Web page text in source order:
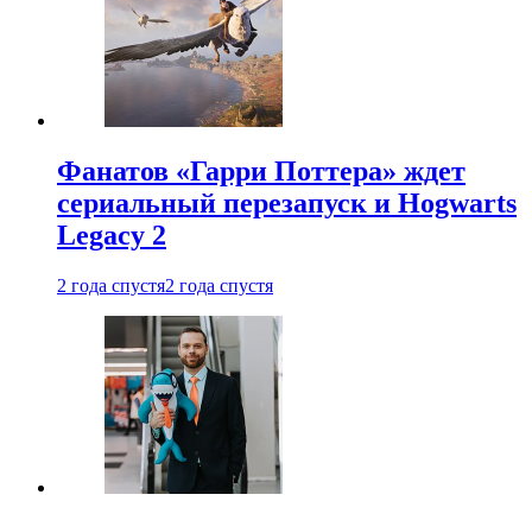
Фанатов «Гарри Поттера» ждет
сериальный перезапуск и Hogwarts
Legacy 2
2 года спустя2 года спустя